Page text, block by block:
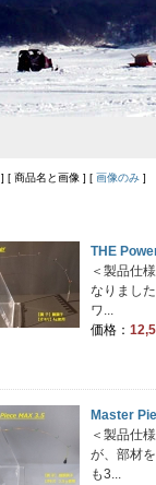
] [ 商品名と画像 ] [ 画像のみ ]
THE
＜製品仕
なりまし
ワ...
価格：
Master
＜製品仕
が、部材
も3...